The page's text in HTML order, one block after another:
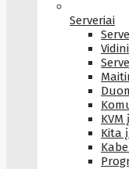
Serveriai
KVM
Kita